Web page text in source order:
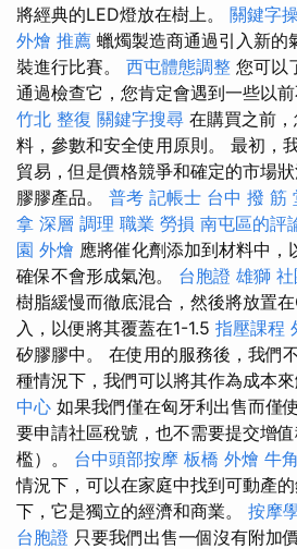
將經典的LED燈放在樹上。 關鍵字
外燴 推薦 蠟燭製造商通過引入新的
裝進行比賽。 西屯體態調整 您可以
通過檢查它，您肯定會遇到一些以前
竹北 整復 關鍵字搜尋 在購買之前
料，參數和安全使用原則。 最初，
貿易，但是價格競爭和確定的市場
膠膠產品。 普考 記帳士 台中 撥 筋
拿 深層 調理 職業 勞損 南屯區的評
園 外燴 應將催化劑添加到材料中，
確保不會形成氣泡。 台胞證 雄獅 社
樹脂緩慢而徹底混合，然後將放置
入，以便將其覆蓋在1-1.5 指壓課程
矽膠膠中。 在使用的服務後，我們
種情況下，我們可以將其作為成本來
中心 如果我們僅在匈牙利出售而僅
要申請社區稅號，也不需要提交增
檻）。 台中頭部按摩 板橋 外燴 牛
情況下，可以在家庭中找到可動產
下，它是獨立的經濟和商業。 按摩
台胞證 只要我們出售一個沒有附加